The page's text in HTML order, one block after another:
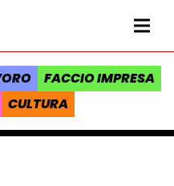
della Regione Toscana
FACCIO IMPRESA
CULTURA